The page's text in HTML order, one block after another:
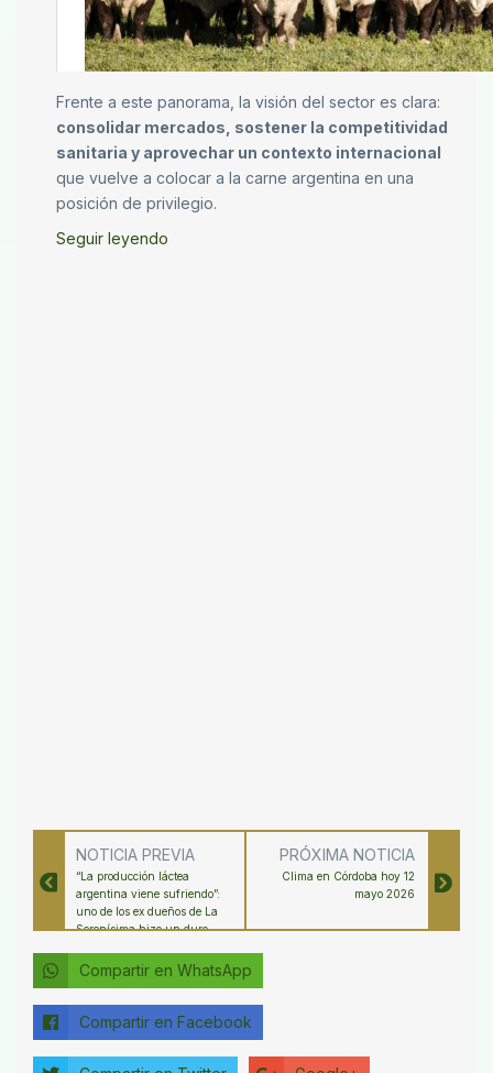
Frente a este panorama, la visión del sector es clara:
consolidar mercados, sostener la competitividad
sanitaria y aprovechar un contexto internacional
que vuelve a colocar a la carne argentina en una
posición de privilegio.
Seguir leyendo
NOTICIA PREVIA
“La producción láctea
argentina viene sufriendo”:
uno de los ex dueños de La
Serenísima hizo un duro
PRÓXIMA NOTICIA
Clima en Córdoba hoy 12
mayo 2026
Compartir en WhatsApp
Compartir en Facebook